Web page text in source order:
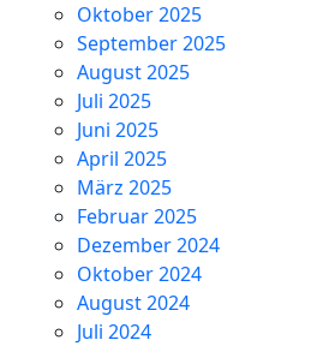
Oktober 2025
September 2025
August 2025
Juli 2025
Juni 2025
April 2025
März 2025
Februar 2025
Dezember 2024
Oktober 2024
August 2024
Juli 2024